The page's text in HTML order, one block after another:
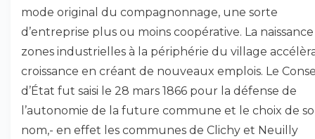
mode original du compagnonnage, une sorte
d’entreprise plus ou moins coopérative. La
zones industrielles à la périphérie du village
croissance en créant de nouveaux emplois. Le
d’État fut saisi le 28 mars 1866 pour la défense de
l’autonomie de la future commune et le choix de
nom,- en effet les communes de Clichy et Neuilly